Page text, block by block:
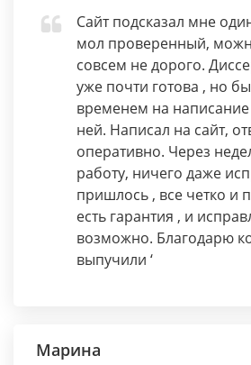
Сайт подсказал мне
мол проверенный,
совсем не дорого.
уже почти готова , но
временем на написание
ней. Написал на сайт,
оперативно. Через
работу, ничего даже
пришлось , все четко и
есть гарантия , и
возможно. Благодарю
выпучили ‘
Марина